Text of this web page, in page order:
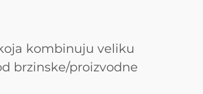
kombinuju veliku
brzinske/proizvodne